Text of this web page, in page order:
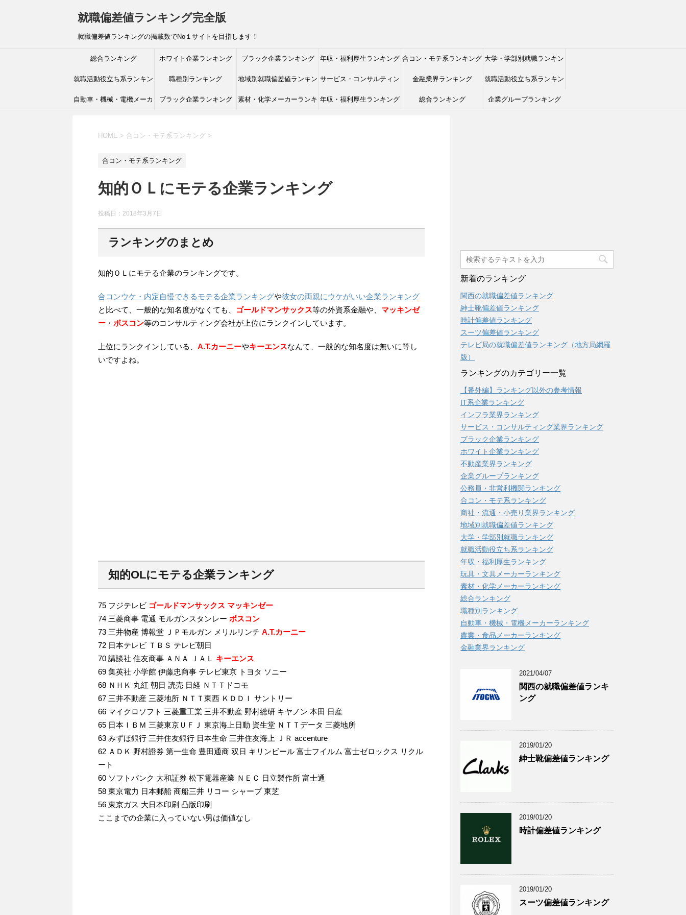
就職偏差値ランキング完全版
就職偏差値ランキングの掲載数でNo１サイトを目指します！
総合ランキング ホワイト企業ランキング ブラック企業ランキング 年収・福利厚生ランキング 合コン・モテ系ランキング 大学・学部別就職ランキン
グ
就職活動役立ち系ランキン
グ
職種別ランキング 地域別就職偏差値ランキン
グ
サービス・コンサルティン
グ業界ランキング
金融業界ランキング 就職活動役立ち系ランキン
グ
自動車・機械・電機メーカ ブラック企業ランキング 素材・化学メーカーランキ 年収・福利厚生ランキング 総合ランキング 企業グループランキング
HOME > 合コン・モテ系ランキング >
合コン・モテ系ランキング
知的ＯＬにモテる企業ランキング
投稿日： 2018年3月7日
ランキングのまとめ
知的ＯＬにモテる企業のランキングです。
合コンウケ・内定自慢できるモテる企業ランキングや彼女の両親にウケがいい企業ランキング
と比べて、一般的な知名度がなくても、
ゴールドマンサックス等の外資系金融や、 マッキンゼ
ー ・ ボスコン等のコンサルティング会社が上位にランクインしています。
上位にランクインしている、 A.T.カーニーやキーエンスなんて
一般的な知名度は無いに等し
いですよね。
知的OLにモテる企業ランキング
75 フジテレビ ゴールドマンサックス マッキンゼー
74 三菱商事 電通 モルガンスタンレー ボスコン
73 三井物産 博報堂 ＪＰモルガン メリルリンチ A.T.カーニー
72 日本テレビ ＴＢＳ テレビ朝日
70 講談社 住友商事 ＡＮＡ ＪＡＬ キーエンス
69 集英社 小学館 伊藤忠商事 テレビ東京 トヨタ ソニー
68 ＮＨＫ 丸紅 朝日 読売 日経 ＮＴＴドコモ
67 三井不動産 三菱地所 ＮＴＴ東西 ＫＤＤＩ サントリー
66 マイクロソフト 三菱重工業 三井不動産 野村総研 キヤノン 本田 日産
65 日本ＩＢＭ 三菱東京ＵＦＪ 東京海上日動 資生堂 ＮＴＴデータ 三菱地所
63 みずほ銀行 三井住友銀行 日本生命 三井住友海上 ＪＲ accenture
62 ＡＤＫ 野村證券 第一生命 豊田通商 双日 キリンビール 富士フイルム 富士ゼロックス リクル
ート
60 ソフトバンク 大和証券 松下電器産業 ＮＥＣ 日立製作所 富士通
58 東京電力 日本郵船 商船三井 リコー シャープ 東芝
56 東京ガス 大日本印刷 凸版印刷
ここまでの企業に入っていない男は価値なし
新着のランキング
関西の就職偏差値ランキング
紳士靴偏差値ランキング
時計偏差値ランキング
スーツ偏差値ランキング
テレビ局の就職偏差値ランキング（地方局網羅
版）
ランキングのカテゴリー一覧
【番外編】ランキング以外の参考情報
IT系企業ランキング
インフラ業界ランキング
サービス・コンサルティング業界ランキング
ブラック企業ランキング
ホワイト企業ランキング
不動産業界ランキング
企業グループランキング
公務員・非営利機関ランキング
合コン・モテ系ランキング
商社・流通・小売り業界ランキング
地域別就職偏差値ランキング
大学・学部別就職ランキング
就職活動役立ち系ランキング
年収・福利厚生ランキング
玩具・文具メーカーランキング
素材・化学メーカーランキング
総合ランキング
職種別ランキング
自動車・機械・電機メーカーランキング
農業・食品メーカーランキング
金融業界ランキング
2021/04/07
関西の就職偏差値ランキ
ング
2019/01/20
紳士靴偏差値ランキング
2019/01/20
時計偏差値ランキング
2019/01/20
スーツ偏差値ランキング